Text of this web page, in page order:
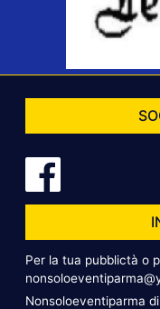
Per la tua pubblictà o
Nonsoloeventiparma